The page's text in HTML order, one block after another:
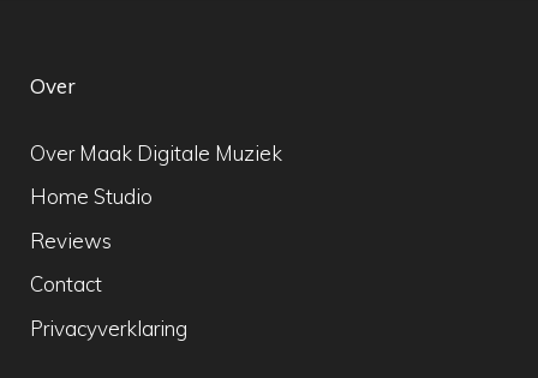
Over
Over Maak Digitale Muziek
Home Studio
Reviews
Contact
Privacyverklaring